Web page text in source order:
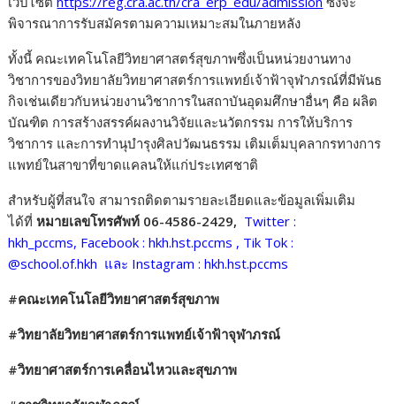
พิจารณาการรับสมัครตามความเหมาะสมในภายหลัง
ทั้งนี้ คณะเทคโนโลยีวิทยาศาสตร์สุขภาพซึ่งเป็นหน่วยงานทาง
วิชาการของวิทยาลัยวิทยาศาสตร์การแพทย์เจ้าฟ้าจุฬาภรณ์ที่มีพันธ
กิจเช่นเดียวกับหน่วยงานวิชาการในสถาบันอุดมศึกษาอื่นๆ คือ ผลิต
บัณฑิต การสร้างสรรค์ผลงานวิจัยและนวัตกรรม การให้บริการ
วิชาการ และการทำนุบำรุงศิลปวัฒนธรรม เติมเต็มบุคลากรทางการ
แพทย์ในสาขาที่ขาดแคลนให้แก่ประเทศชาติ
สำหรับผู้ที่สนใจ สามารถติดตามรายละเอียดและข้อมูลเพิ่มเติม
ได้ที่หมายเลขโทรศัพท์ 06-4586-2429, Twitter :
hkh_pccms, Facebook : hkh.hst.pccms , Tik Tok :
@school.of.hkh และ Instagram : hkh.hst.pccms
#คณะเทคโนโลยีวิทยาศาสตร์สุขภาพ
#วิทยาลัยวิทยาศาสตร์การแพทย์เจ้าฟ้าจุฬาภรณ์
#วิทยาศาสตร์การเคลื่อนไหวและสุขภาพ